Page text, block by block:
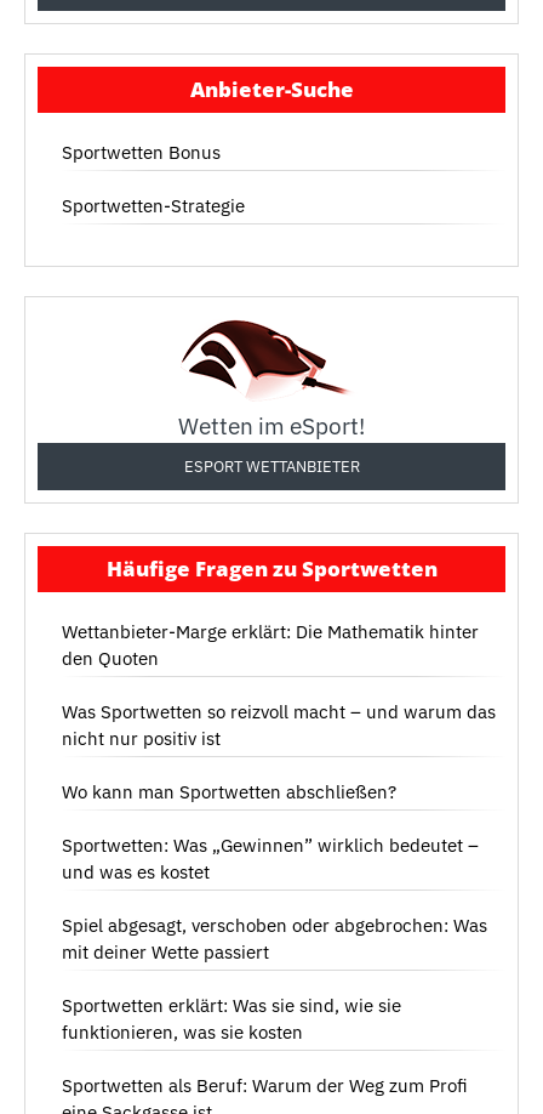
Anbieter-Suche
Sportwetten Bonus
Sportwetten-Strategie
Wetten im eSport!
ESPORT WETTANBIETER
Häufige Fragen zu Sportwetten
Wettanbieter-Marge erklärt: Die Mathematik hinter
den Quoten
Was Sportwetten so reizvoll macht – und warum das
nicht nur positiv ist
Wo kann man Sportwetten abschließen?
Sportwetten: Was „Gewinnen” wirklich bedeutet –
und was es kostet
Spiel abgesagt, verschoben oder abgebrochen: Was
mit deiner Wette passiert
Sportwetten erklärt: Was sie sind, wie sie
funktionieren, was sie kosten
Sportwetten als Beruf: Warum der Weg zum Profi